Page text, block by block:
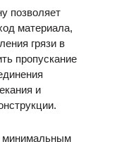
позволяет
материала,
грязи в
пропускание
и
минимальным